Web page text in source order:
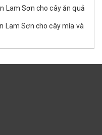
Lam Sơn cho cây ăn quả
Lam Sơn cho cây mía và